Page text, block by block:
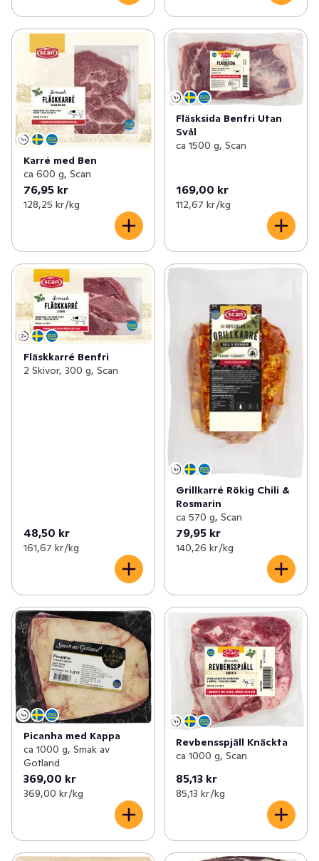
Karré med Ben
ca 600 g, Scan
76,95 kr
128,25 kr /kg
Fläsksida Benfri Utan
Svål
ca 1500 g, Scan
169,00 kr
112,67 kr /kg
Fläskkarré Benfri
2 Skivor, 300 g, Scan
48,50 kr
161,67 kr /kg
Grillkarré Rökig Chili &
Rosmarin
ca 570 g, Scan
79,95 kr
140,26 kr /kg
Picanha med Kappa
ca 1000 g, Smak av
Gotland
369,00 kr
369,00 kr /kg
Revbensspjäll Knäckta
ca 1000 g, Scan
85,13 kr
85,13 kr /kg